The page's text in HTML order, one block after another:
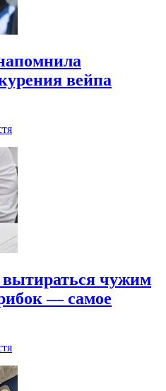
вейпа
вытираться чужим
— самое